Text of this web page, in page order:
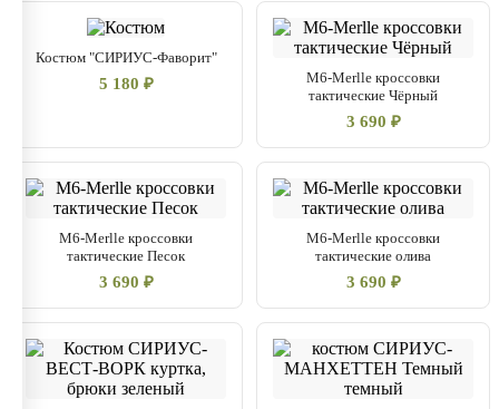
Костюм "СИРИУС-Фаворит"
5 180 ₽
M6-Merlle кроссовки
тактические Чёрный
3 690 ₽
M6-Merlle кроссовки
тактические Песок
3 690 ₽
M6-Merlle кроссовки
тактические олива
3 690 ₽